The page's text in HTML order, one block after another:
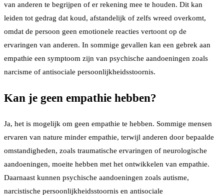
van anderen te begrijpen of er rekening mee te houden. Dit kan
leiden tot gedrag dat koud, afstandelijk of zelfs wreed overkomt,
omdat de persoon geen emotionele reacties vertoont op de
ervaringen van anderen. In sommige gevallen kan een gebrek aan
empathie een symptoom zijn van psychische aandoeningen zoals
narcisme of antisociale persoonlijkheidsstoornis.
Kan je geen empathie hebben?
Ja, het is mogelijk om geen empathie te hebben. Sommige mensen
ervaren van nature minder empathie, terwijl anderen door bepaalde
omstandigheden, zoals traumatische ervaringen of neurologische
aandoeningen, moeite hebben met het ontwikkelen van empathie.
Daarnaast kunnen psychische aandoeningen zoals autisme,
narcistische persoonlijkheidsstoornis en antisociale